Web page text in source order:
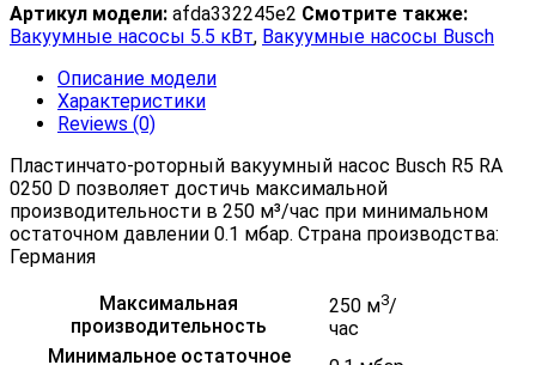
Артикул модели: afda332245e2 Смотрите также:
Вакуумные насосы 5.5 кВт, Вакуумные насосы Busch
Описание модели
Характеристики
Reviews (0)
Пластинчато-роторный вакуумный насос Busch R5 RA
0250 D позволяет достичь максимальной
производительности в 250 м³/час при минимальном
остаточном давлении 0.1 мбар. Страна производства:
Германия
Максимальная
производительность
250 м3/
час
Минимальное остаточное